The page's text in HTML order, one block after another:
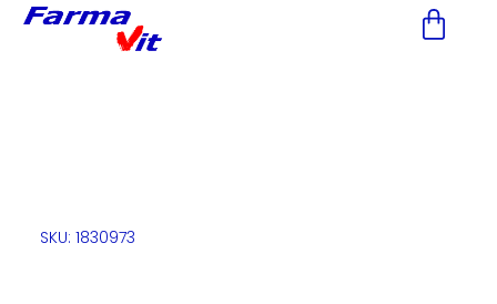
Nota:
accesibilidad.
SKU: 1830973